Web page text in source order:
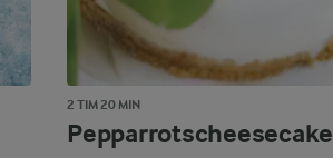
2 TIM 20 MIN
Pepparrotscheesecake